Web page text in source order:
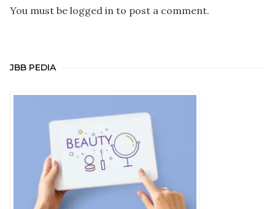
You must be logged in to post a comment.
JBB PEDIA